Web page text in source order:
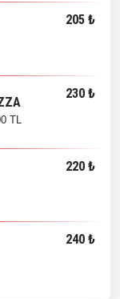
205 ₺
230 ₺
TL
220 ₺
240 ₺